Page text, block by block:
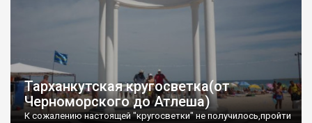
Тарханкутская кругосветка(от
Черноморского до Атлеша)
К сожалению настоящей "кругосветки" не получилось,пройти